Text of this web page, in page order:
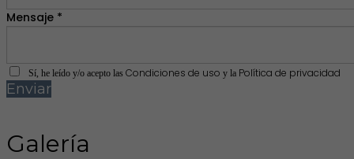
Mensaje *
Sí, he leído y/o acepto las Condiciones de uso y la Política de privacidad
Enviar
Galería